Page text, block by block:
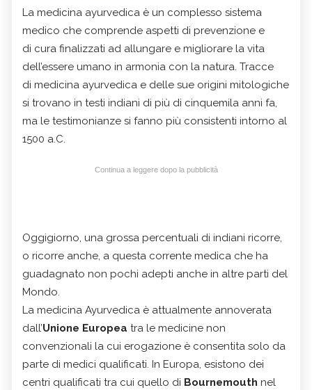
La medicina ayurvedica è un complesso sistema
medico che comprende aspetti di prevenzione e
di cura finalizzati ad allungare e migliorare la vita
dell’essere umano in armonia con la natura. Tracce
di medicina ayurvedica e delle sue origini mitologiche
si trovano in testi indiani di più di cinquemila anni fa,
ma le testimonianze si fanno più consistenti intorno al
1500 a.C.
Continua a leggere dopo la pubblicità
Oggigiorno, una grossa percentuali di indiani ricorre,
o ricorre anche, a questa corrente medica che ha
guadagnato non pochi adepti anche in altre parti del
Mondo.
La medicina Ayurvedica è attualmente annoverata
dall’Unione Europea tra le medicine non
convenzionali la cui erogazione è consentita solo da
parte di medici qualificati. In Europa, esistono dei
centri qualificati tra cui quello di Bournemouth nel